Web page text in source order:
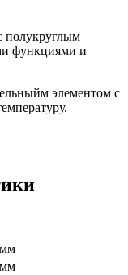
полукруглым
функциями и
элементом с